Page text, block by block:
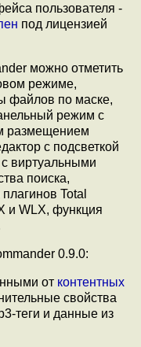
пользователя -
под лицензией
можно отметить
режиме,
файлов по маске,
режим с
размещением
с подсветкой
с виртуальными
поиска,
Total
и WLX, функция
0.9.0:
от контентных
свойства
теги и данные из